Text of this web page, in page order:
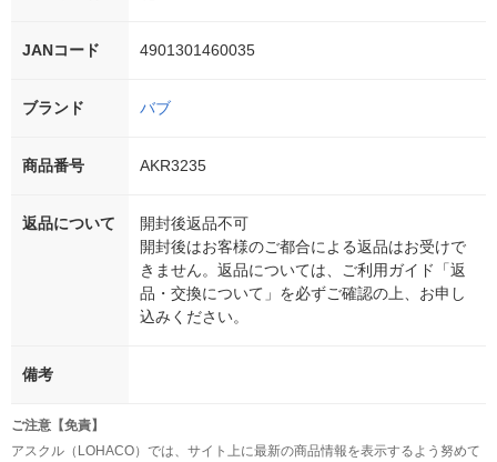
JANコード 4901301460035
ブランド バブ
商品番号 AKR3235
返品について
開封後返品不可
開封後はお客様のご都合による返品はお受けで
きません。返品については、ご利用ガイド「返
品・交換について」を必ずご確認の上、お申し
込みください。
備考
ご注意【免責】
アスクル（LOHACO）では、サイト上に最新の商品情報を表示するよう努めて